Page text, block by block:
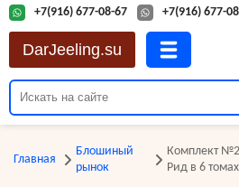
+7(916) 677-08-67 +7(916) 677-
DarJeeling.su
Главная
Блошиный
рынок
Комплект
Рид в 6 томах